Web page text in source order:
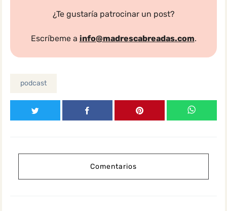
¿Te gustaría patrocinar un post?
Escríbeme a info@madrescabreadas.com.
podcast
Comentarios